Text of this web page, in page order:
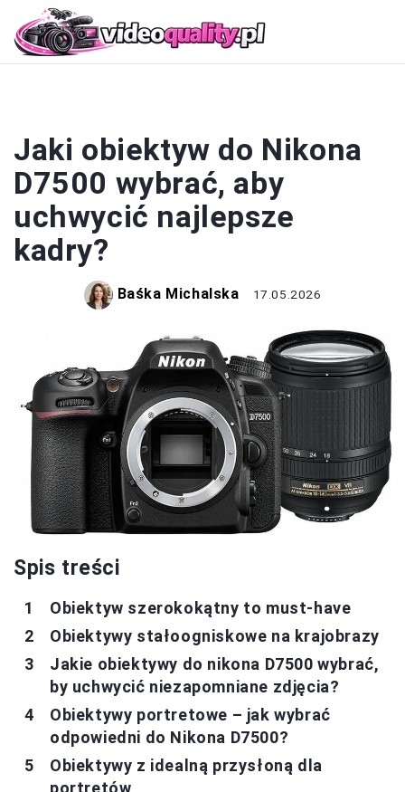
Jaki obiektyw do Nikona
D7500 wybrać, aby
uchwycić najlepsze
kadry?
Baśka Michalska 17.05.2026
Spis treści
Obiektyw szerokokątny to must-have
Obiektywy stałoogniskowe na krajobrazy
Jakie obiektywy do nikona D7500 wybrać,
by uchwycić niezapomniane zdjęcia?
Obiektywy portretowe – jak wybrać
odpowiedni do Nikona D7500?
Obiektywy z idealną przysłoną dla
portretów